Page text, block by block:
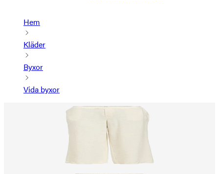
Hem
Kläder
Byxor
Vida byxor